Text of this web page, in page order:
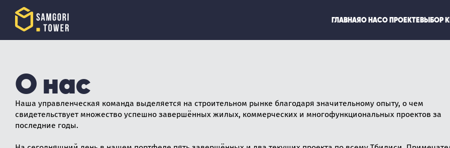
ГЛАВНАЯО НАСО ПРОЕКТЕВЫБОР
О нас
Наша управленческая команда выделяется на строительном рынке благодаря значительному опыту, о чем
свидетельствует множество успешно завершённых жилых, коммерческих и многофункциональных проектов за
последние годы.